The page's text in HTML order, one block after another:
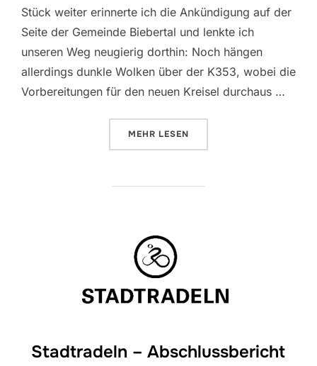
Stück weiter erinnerte ich die Ankündigung auf der
Seite der Gemeinde Biebertal und lenkte ich
unseren Weg neugierig dorthin: Noch hängen
allerdings dunkle Wolken über der K353, wobei die
Vorbereitungen für den neuen Kreisel durchaus …
MEHR ÜBER
LESEN
Stadtradeln – Abschlussbericht